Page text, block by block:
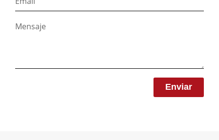
Enviar